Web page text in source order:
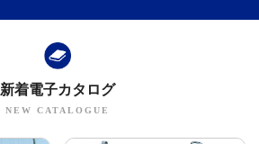
新着電子カタログ